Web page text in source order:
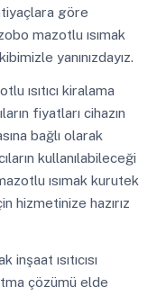
göre
mazotlu ısımak
yanınızdayız.
ısıtıcı kiralama
fiyatları cihazın
bağlı olarak
kullanılabileceği
ısımak kurutek
hizmetinize hazırız
inşaat ısıtıcısı
çözümü elde